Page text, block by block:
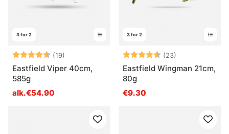
3 for 2
Arvio: (19)
4.8 5:sta tähdestä
Eastfield Viper 40cm,
585g
alk.€54.90
3 for 2
Arvio: (23)
Eastfield Wingman 21cm,
80g
€9.30